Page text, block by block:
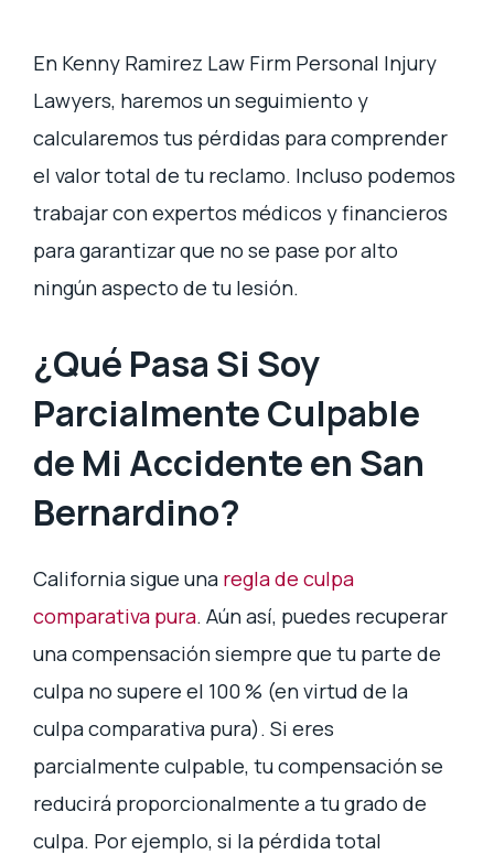
En Kenny Ramirez Law Firm Personal Injury
Lawyers, haremos un seguimiento y
calcularemos tus pérdidas para comprender
el valor total de tu reclamo. Incluso podemos
trabajar con expertos médicos y financieros
para garantizar que no se pase por alto
ningún aspecto de tu lesión.
¿Qué Pasa Si Soy
Parcialmente Culpable
de Mi Accidente en San
Bernardino?
California sigue una regla de culpa
comparativa pura. Aún así, puedes recuperar
una compensación siempre que tu parte de
culpa no supere el 100 % (en virtud de la
culpa comparativa pura). Si eres
parcialmente culpable, tu compensación se
reducirá proporcionalmente a tu grado de
culpa. Por ejemplo, si la pérdida total